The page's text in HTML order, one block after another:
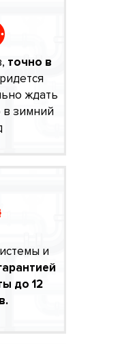
точно в
ждать
в зимний
и
до 12